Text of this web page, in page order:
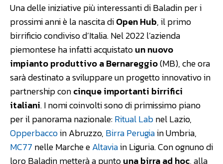
Una delle iniziative più interessanti di Baladin per i
prossimi anni è la nascita diOpen Hub, il primo
birrificio condiviso d’Italia. Nel 2022 l’azienda
piemontese ha infatti acquistatoun nuovo
impianto produttivo a Bernareggio(MB), che ora
sarà destinato a sviluppare un progetto innovativo in
partnership concinque importanti birrifici
italiani. I nomi coinvolti sono di primissimo piano
per il panorama nazionale:Ritual Labnel Lazio,
Opperbaccoin Abruzzo, Birra Perugiain Umbria,
MC77 nelle Marche eAltaviain Liguria. Con ognuno di
loro Baladin metterà a puntouna birra ad hoc, alla